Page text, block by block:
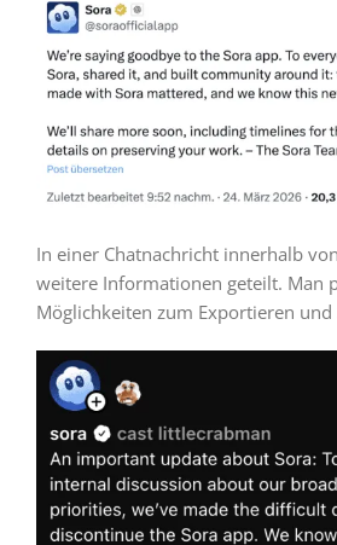
In einer Chatnachricht innerhalb
weitere Informationen geteilt. Man
Möglichkeiten zum Exportieren und